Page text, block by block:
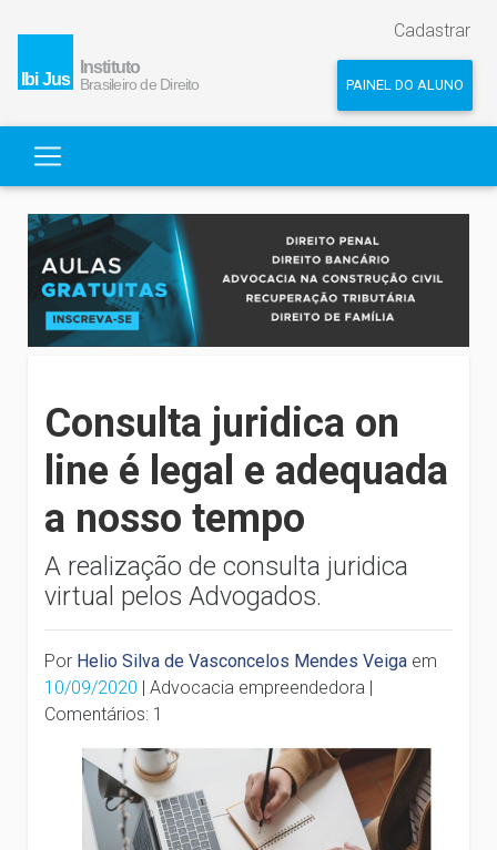
Cadastrar
PAINEL DO ALUNO
Consulta juridica on
line é legal e adequada
a nosso tempo
A realização de consulta juridica
virtual pelos Advogados.
Por Helio Silva de Vasconcelos Mendes Veiga em
10/09/2020 | Advocacia empreendedora |
Comentários: 1